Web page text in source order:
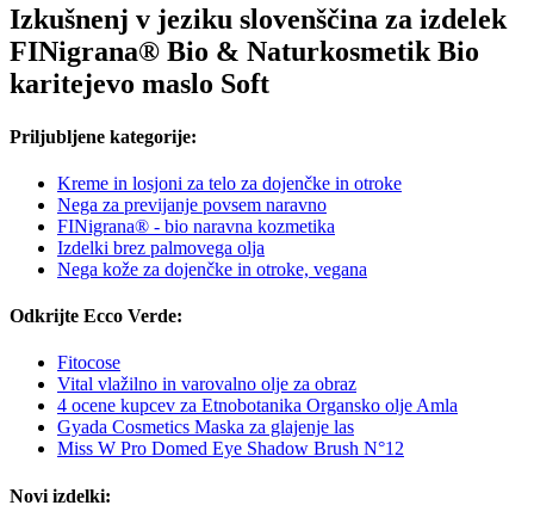
Izkušnenj v jeziku slovenščina za izdelek
FINigrana® Bio & Naturkosmetik Bio
karitejevo maslo Soft
Priljubljene kategorije:
Kreme in losjoni za telo za dojenčke in otroke
Nega za previjanje povsem naravno
FINigrana® - bio naravna kozmetika
Izdelki brez palmovega olja
Nega kože za dojenčke in otroke, vegana
Odkrijte Ecco Verde:
Fitocose
Vital vlažilno in varovalno olje za obraz
4 ocene kupcev za Etnobotanika Organsko olje Amla
Gyada Cosmetics Maska za glajenje las
Miss W Pro Domed Eye Shadow Brush N°12
Novi izdelki: